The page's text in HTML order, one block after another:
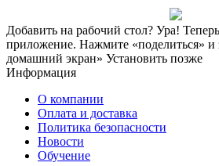
Добавить на рабочий стол? Ура!
приложение. Нажмите «поделиться» и
домашний экран» Установить позже
Информация
О компании
Оплата и доставка
Политика безопасности
Новости
Обучение